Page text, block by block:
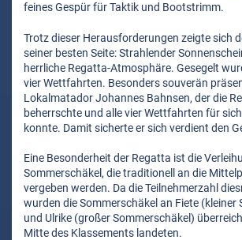
feines Gespür für Taktik und Bootstrimm.
Trotz dieser Herausforderungen zeigte sich
seiner besten Seite: Strahlender
herrliche Regatta-Atmosphäre. Gesegelt
vier Wettfahrten. Besonders souverän
Lokalmatador Johannes Bahnsen, der die
beherrschte und alle vier Wettfahrten für
konnte. Damit sicherte er sich verdient den
Eine Besonderheit der Regatta ist die
Sommerschäkel, die traditionell an die
vergeben werden. Da die Teilnehmerzahl
wurden die Sommerschäkel an Fiete (kleiner
und Ulrike (großer Sommerschäkel)
Mitte des Klassements landeten.